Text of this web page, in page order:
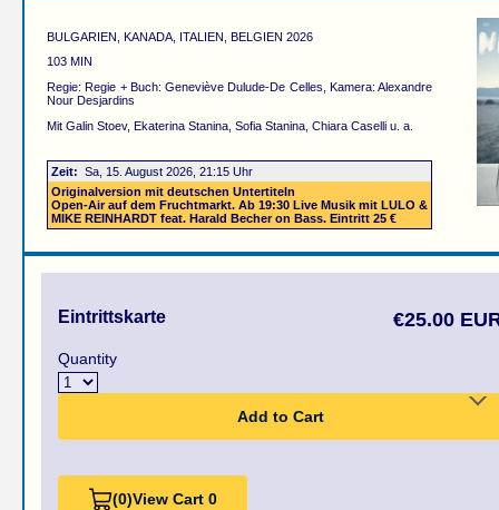
BULGARIEN, KANADA, ITALIEN, BELGIEN 2026
103 MIN
Regie: Regie + Buch: Geneviève Dulude-De Celles, Kamera: Alexandre
Nour Desjardins
Mit Galin Stoev, Ekaterina Stanina, Sofia Stanina, Chiara Caselli u. a.
Zeit: Sa, 15. August 2026, 21:15 Uhr
Originalversion mit deutschen Untertiteln
Open-Air auf dem Fruchtmarkt. Ab 19:30 Live Musik mit LULO &
MIKE REINHARDT feat. Harald Becher on Bass. Eintritt 25 €
Eintrittskarte €25.00
Quantity
Add to Cart
(0)View Cart 0